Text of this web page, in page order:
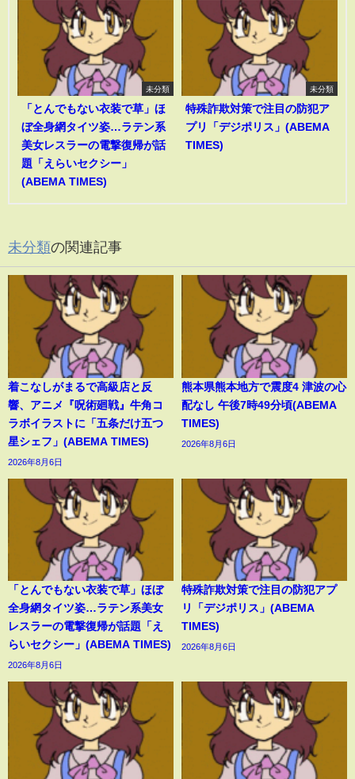
未分類
「とんでもない衣装で草」ほ
ぼ全身網タイツ姿…ラテン系
美女レスラーの電撃復帰が話
題「えらいセクシー」
(ABEMA TIMES)
未分類
特殊詐欺対策で注目の防犯ア
プリ「デジポリス」(ABEMA
TIMES)
未分類の関連記事
着こなしがまるで高級店と反
響、アニメ『呪術廻戦』牛角コ
ラボイラストに「五条だけ五つ
星シェフ」(ABEMA TIMES)
2026年8月6日
熊本県熊本地方で震度4 津波の心
配なし 午後7時49分頃(ABEMA
TIMES)
2026年8月6日
「とんでもない衣装で草」ほぼ
全身網タイツ姿…ラテン系美女
レスラーの電撃復帰が話題「え
らいセクシー」(ABEMA TIMES)
2026年8月6日
特殊詐欺対策で注目の防犯アプ
リ「デジポリス」(ABEMA
TIMES)
2026年8月6日